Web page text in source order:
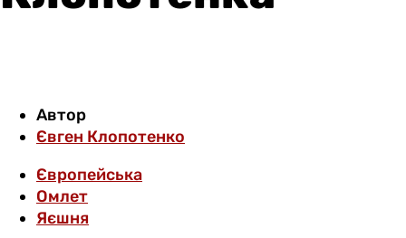
Автор
Євген Клопотенко
Європейська
Омлет
Яєшня